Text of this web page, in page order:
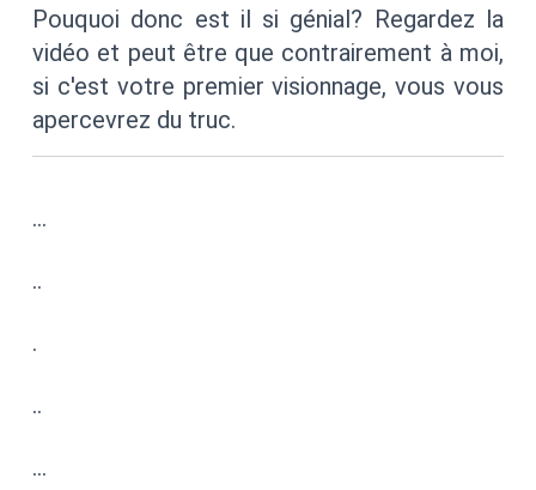
Pouquoi donc est il si génial? Regardez la
vidéo et peut être que contrairement à moi,
si c'est votre premier visionnage, vous vous
apercevrez du truc.
…
..
.
..
…